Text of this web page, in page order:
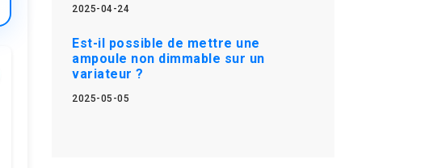
2025-04-24
Est-il possible de mettre une
ampoule non dimmable sur un
variateur ?
2025-05-05